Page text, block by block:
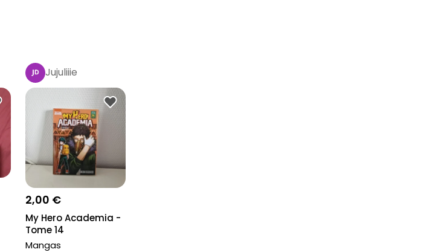
Jujuliiie
2,00 €
My Hero Academia -
Tome 14
Mangas